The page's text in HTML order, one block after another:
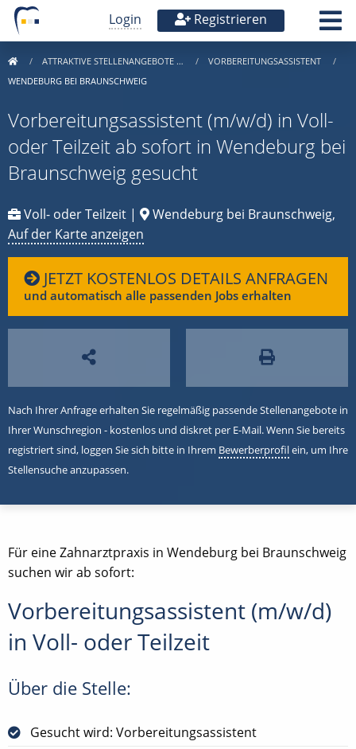
Login Registrieren
ATTRAKTIVE STELLENANGEBOTE …
VORBEREITUNGSASSISTENT
WENDEBURG BEI BRAUNSCHWEIG
Vorbereitungsassistent (m/w/d) in Voll-
oder Teilzeit ab sofort in Wendeburg bei
Braunschweig gesucht
Voll- oder Teilzeit |
Wendeburg bei Braunschweig,
Auf der Karte anzeigen
JETZT KOSTENLOS DETAILS ANFRAGEN
und automatisch alle passenden Jobs erhalten
Nach Ihrer Anfrage erhalten Sie regelmäßig passende Stellenangebote in
Ihrer Wunschregion - kostenlos und diskret per E-Mail. Wenn Sie bereits
registriert sind, loggen Sie sich bitte in Ihrem Bewerberprofilein, um Ihre
Stellensuche anzupassen.
Für eine Zahnarztpraxis in Wendeburg bei Braunschweig
suchen wir ab sofort:
Vorbereitungsassistent (m/w/d)
in Voll- oder Teilzeit
Über die Stelle:
Gesucht wird: Vorbereitungsassistent